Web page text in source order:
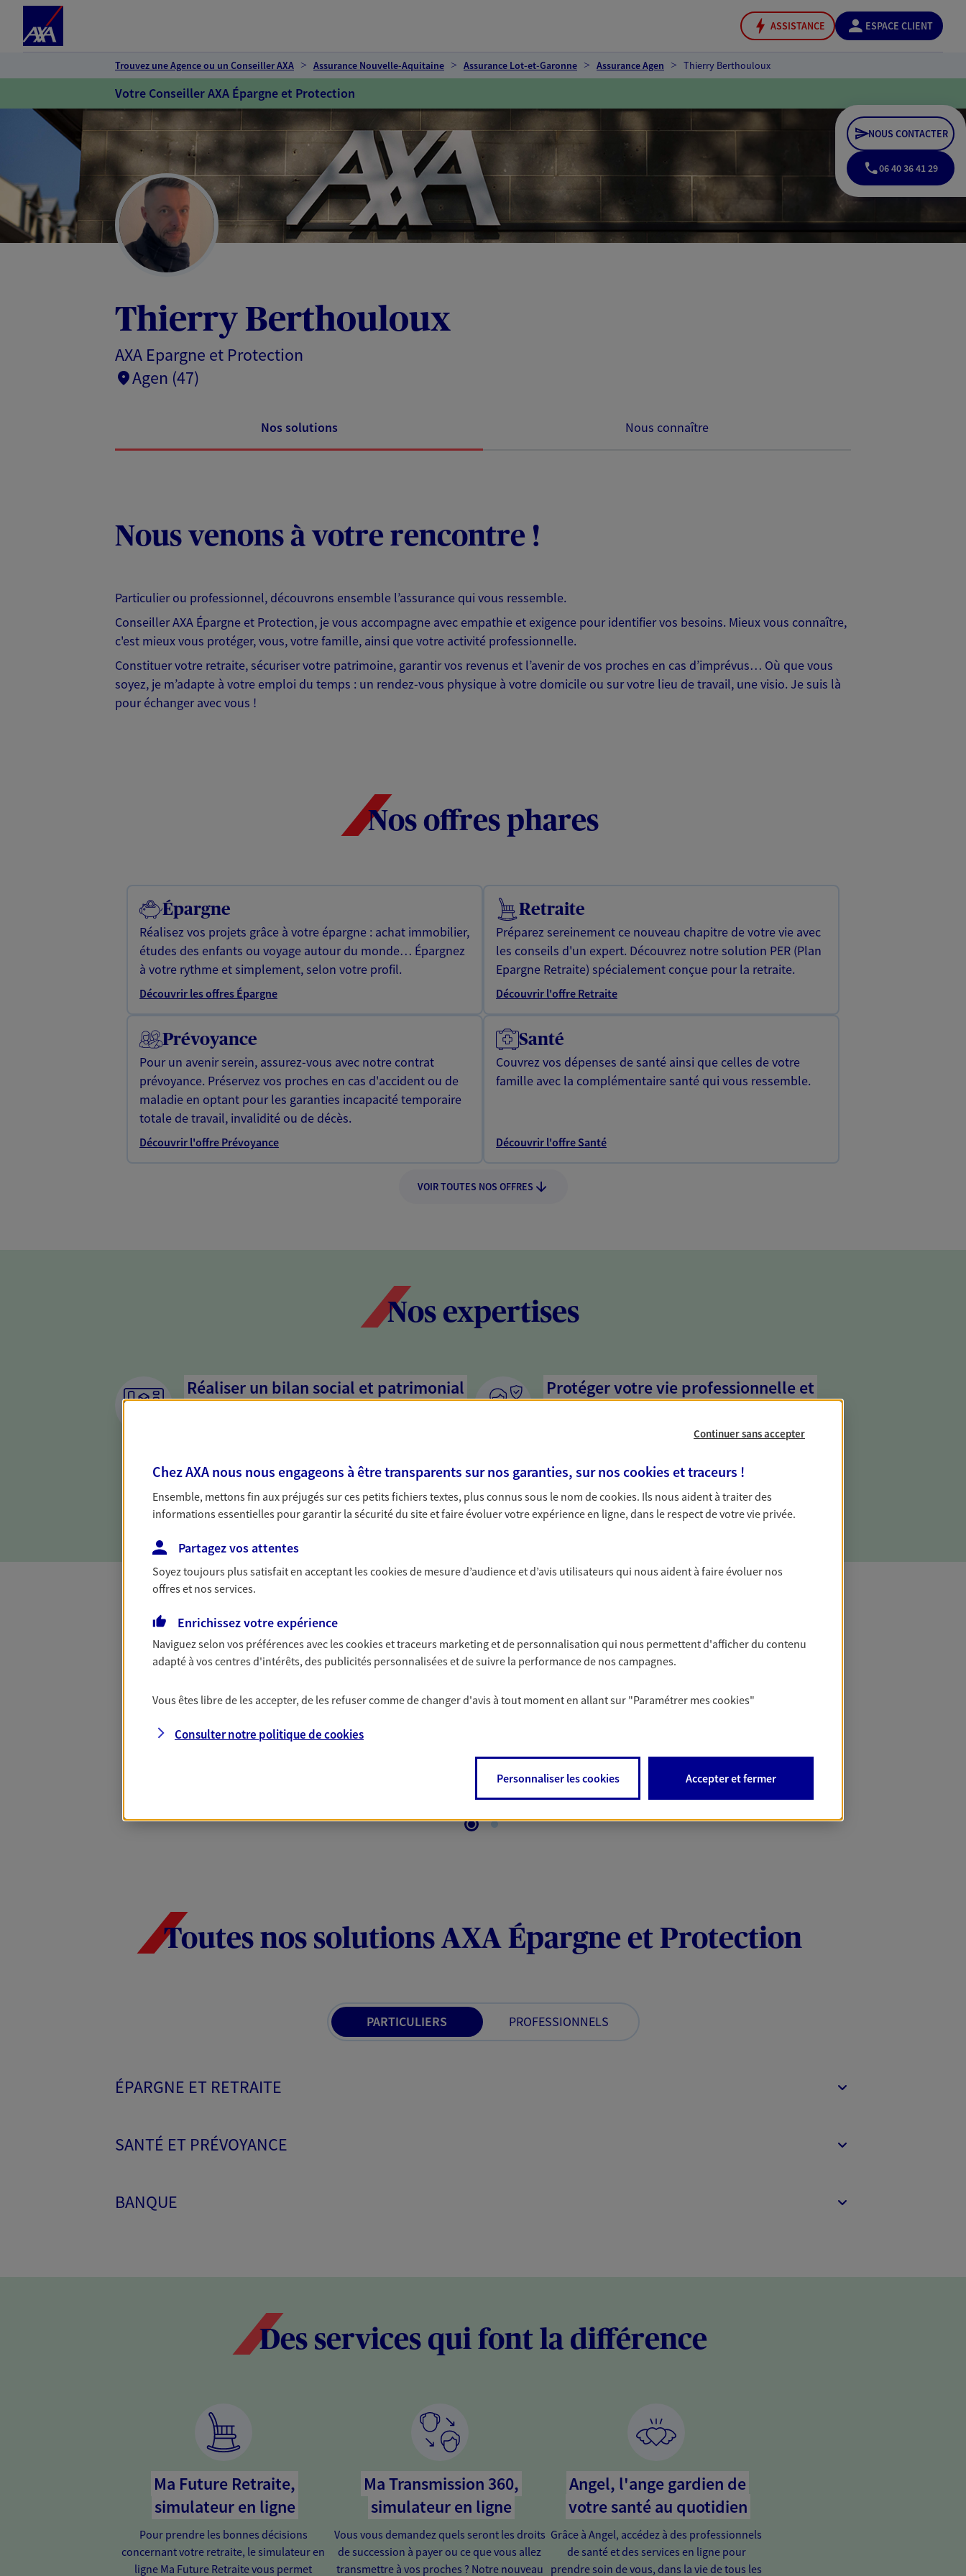
ASSISTANCE ESPACE CLIENT
Trouvez une Agence ou un Conseiller AXA Assurance Nouvelle-Aquitaine Assurance Lot-et-Garonne Assurance Agen Thierry Berthouloux
Votre Conseiller AXA Épargne et Protection
Thierry Berthouloux
AXA Epargne et Protection
Agen (47)
NOUS CONTACTER
06 40 36 41 29
Nos solutions Nous connaître
Nous venons à votre rencontre !
Particulier ou professionnel, découvrons ensemble l’assurance qui vous ressemble.
Conseiller AXA Épargne et Protection, je vous accompagne avec empathie et exigence pour identifier vos besoins. Mieux vous connaître,
c'est mieux vous protéger, vous, votre famille, ainsi que votre activité professionnelle.
Constituer votre retraite, sécuriser votre patrimoine, garantir vos revenus et l’avenir de vos proches en cas d’imprévus… Où que vous
soyez, je m’adapte à votre emploi du temps : un rendez-vous physique à votre domicile ou sur votre lieu de travail, une visio. Je suis là
pour échanger avec vous !
Nos offres phares
Épargne
Réalisez vos projets grâce à votre épargne : achat immobilier,
études des enfants ou voyage autour du monde… Épargnez
à votre rythme et simplement, selon votre profil.
Découvrir les offres Épargne
Retraite
Préparez sereinement ce nouveau chapitre de votre vie avec
les conseils d'un expert. Découvrez notre solution PER (Plan
Epargne Retraite) spécialement conçue pour la retraite.
Découvrir l'offre Retraite
Prévoyance
Pour un avenir serein, assurez-vous avec notre contrat
prévoyance. Préservez vos proches en cas d'accident ou de
maladie en optant pour les garanties incapacité temporaire
totale de travail, invalidité ou de décès.
Découvrir l'offre Prévoyance
Santé
Couvrez vos dépenses de santé ainsi que celles de votre
famille avec la complémentaire santé qui vous ressemble.
Découvrir l'offre Santé
VOIR TOUTES NOS OFFRES
Nos expertises
Réaliser un bilan social et patrimonial
dresser un bilan complet de votre situation. Une analyse
solide pour vous formuler des conseils cohérents avec vos
besoins.
Protéger votre vie professionnelle et
Nous sommes à votre écoute pour vous proposer des
activité, mais aussi les risques liés à votre vie privée. Un seul
interlocuteur pour tous vos besoins, ça change tout.
Complémentaire Santé
Et si préserver votre budget, c’était aussi prendre soin de votre santé ? Avec le contrat Ma
votre cotisation, si vous avez 60 ans et plus ; et si vous êtes un travailleur non salarié.
Contactez-nous pour plus d’information sur l’offre et ses conditions.
Toutes nos solutions AXA Épargne et Protection
PARTICULIERS PROFESSIONNELS
ÉPARGNE ET RETRAITE
SANTÉ ET PRÉVOYANCE
BANQUE
Des services qui font la différence
Ma Future Retraite,
simulateur en ligne
Pour prendre les bonnes décisions
concernant votre retraite, le simulateur en
ligne Ma Future Retraite vous permet
Ma Transmission 360,
simulateur en ligne
Vous vous demandez quels seront les droits
de succession à payer ou ce que vous allez
transmettre à vos proches ? Notre nouveau
Angel, l'ange gardien de
votre santé au quotidien
Grâce à Angel, accédez à des professionnels
de santé et des services en ligne pour
prendre soin de vous, dans la vie de tous les
Continuer sans accepter
Chez AXA nous nous engageons à être transparents sur nos garanties, sur nos cookies et traceurs !
Ensemble, mettons fin aux préjugés sur ces petits fichiers textes, plus connus sous le nom decookies. Ils nous aident à traiter des
informations essentielles pour garantir la sécurité du site et faire évoluer votre expérience en ligne, dans le respect de votre vie privée.
Partagez vos attentes
Soyez toujours plus satisfait en acceptant lescookiesde mesure d’audience et d’avis utilisateurs qui nous aident à faire évoluer nos
offres et nos services.
Enrichissez votre expérience
Naviguez selon vos préférences avec lescookies et traceurs marketing et de personnalisation qui nous permettent d'afficher du contenu
adapté à vos centres d'intérêts, des publicités personnalisées et de suivre la performance de nos campagnes.
Vous êtes libre de les accepter, de les refuser comme de changer d'avis à tout moment en allant sur "Paramétrer mescookies"
Consulter notre politique decookies
Personnaliser les cookies Accepter et fermer